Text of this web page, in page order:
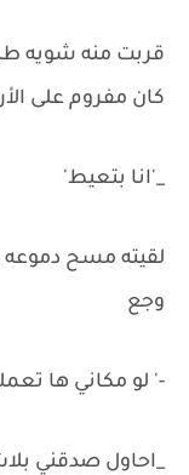
قربت منه شويه
كان مفروم على
_'انا بتعيط'
لقيته مسح
وجع
-' لو مكاني ها
_احاول صدقني